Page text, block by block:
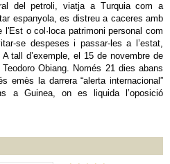
del petroli, viatja a Turquia com a
espanyola, es distreu a caceres amb
o col·loca patrimoni personal com
se despeses i passar-les a l’estat,
tall d’exemple, el 15 de novembre de
Obiang. Només 21 dies abans
emès la darrera “alerta internacional”
a Guinea, on es liquida l’oposició